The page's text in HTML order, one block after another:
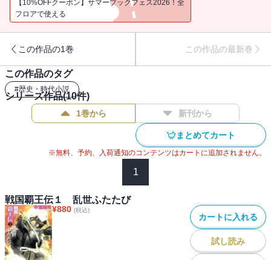
【10%OFFクーポン】サマーブックフェス2026！全
フロアで使える
この作品の1巻 この作品の最新巻
この作品のタグ
#歴史・時代小説
シリーズ作品(10件)
1巻から 新刊から
まとめてカート
※無料、予約、入荷通知のコンテンツはカートに追加されません。
1
戦国覇王伝１ 乱世ふたたび
¥880 (税込)
カートに入れる
試し読み